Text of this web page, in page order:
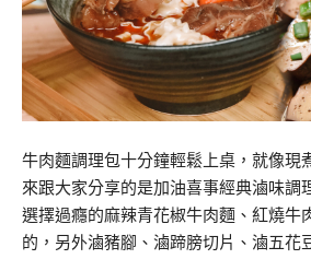
牛肉麵調理包十分鐘輕鬆上桌，就像現
來跟大家分享的是加油喜事經典滷味調
選擇過癮的麻辣青花椒牛肉麵、紅燒牛
的，另外滷豬腳、滷蹄膀切片、滷五花